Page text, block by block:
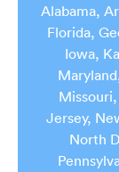
Alabama,
Florida,
Iowa,
Jersey,
North